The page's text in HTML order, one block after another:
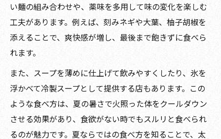
い麺の組み合わせや、薬味を多用して味の変化を楽しむ
工夫があります。例えば、刻みネギや大葉、柚子胡椒を
添えることで、爽快感が増し、最後まで飽きずに食べら
れます。
また、スープを薄めに仕上げて飲みやすくしたり、氷を
浮かべて冷製スープとして提供する店もあります。この
ような食べ方は、夏の暑さで火照った体をクールダウン
させる効果があり、食欲がない時でもスルリと食べられ
るのが魅力です。夏ならではの食べ方を知ることで、太